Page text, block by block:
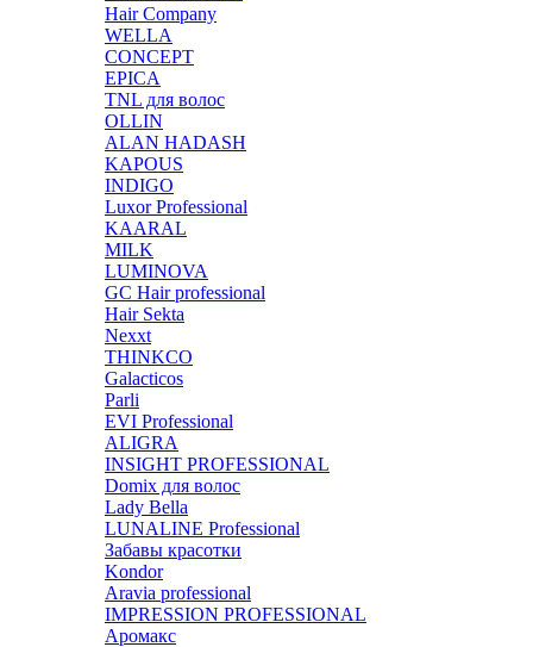
Hair Company
WELLA
CONCEPT
EPICA
TNL для волос
OLLIN
ALAN HADASH
KAPOUS
INDIGO
Luxor Professional
KAARAL
MILK
LUMINOVA
GC Hair professional
Hair Sekta
Nexxt
THINKCO
Galacticos
Parli
EVI Professional
ALIGRA
INSIGHT PROFESSIONAL
Domix для волос
Lady Bella
LUNALINE Professional
Забавы красотки
Kondor
Aravia professional
IMPRESSION PROFESSIONAL
Аромакс